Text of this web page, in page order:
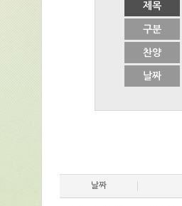
제목
구분
찬양
날짜
날짜